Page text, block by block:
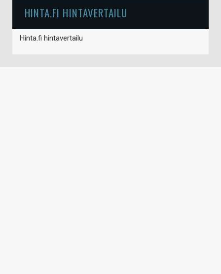
HINTA.FI HINTAVERTAILU
Hinta.fi hintavertailu